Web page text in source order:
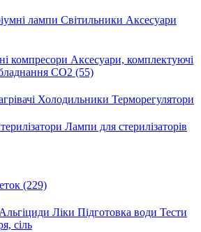
лампи Світильники Аксесуари
компресори Аксесуари, комплектуючі
CO2 (55)
Холодильники Терморегулятори
Лампи для стерилізаторів
(229)
Альгіциди Ліки Підготовка води Тести
сіль